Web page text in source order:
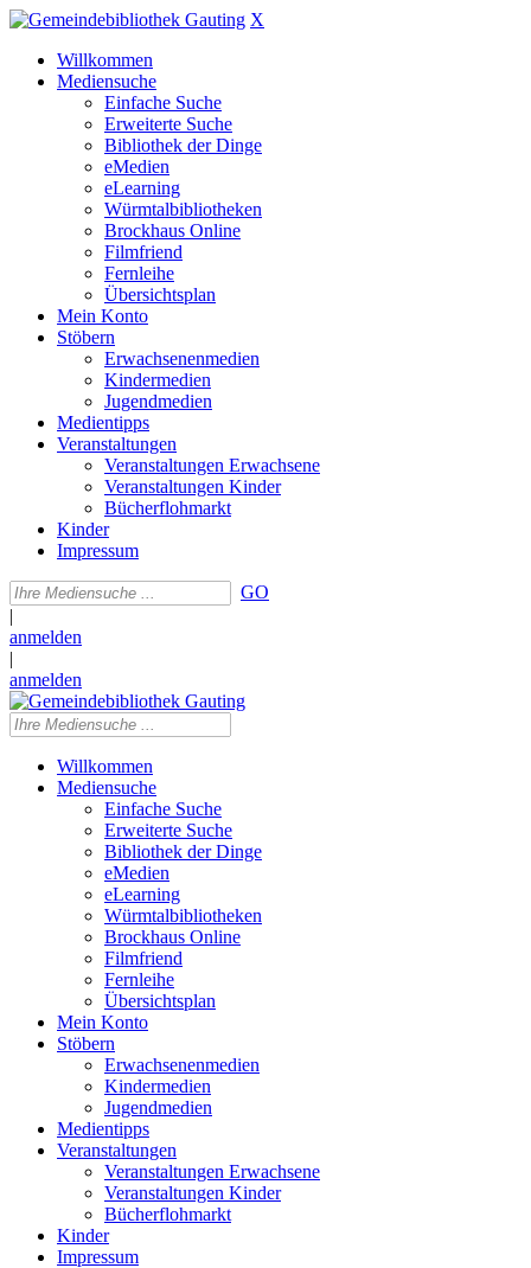
X
Willkommen
Mediensuche
Einfache Suche
Erweiterte Suche
Bibliothek der Dinge
eMedien
eLearning
Würmtalbibliotheken
Brockhaus Online
Filmfriend
Fernleihe
Übersichtsplan
Mein Konto
Stöbern
Erwachsenenmedien
Kindermedien
Jugendmedien
Medientipps
Veranstaltungen
Veranstaltungen Erwachsene
Veranstaltungen Kinder
Bücherflohmarkt
Kinder
Impressum
GO
|
anmelden
|
anmelden
Willkommen
Mediensuche
Einfache Suche
Erweiterte Suche
Bibliothek der Dinge
eMedien
eLearning
Würmtalbibliotheken
Brockhaus Online
Filmfriend
Fernleihe
Übersichtsplan
Mein Konto
Stöbern
Erwachsenenmedien
Kindermedien
Jugendmedien
Medientipps
Veranstaltungen
Veranstaltungen Erwachsene
Veranstaltungen Kinder
Bücherflohmarkt
Kinder
Impressum